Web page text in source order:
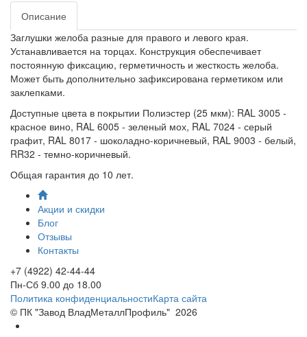
Описание
Заглушки желоба разные для правого и левого края.
Устанавливается на торцах. Конструкция обеспечивает
постоянную фиксацию, герметичность и жесткость желоба.
Может быть дополнительно зафиксирована герметиком или
заклепками.
Доступные цвета в покрытии Полиэстер (25 мкм): RAL 3005 -
красное вино, RAL 6005 - зеленый мох, RAL 7024 - серый
графит, RAL 8017 - шоколадно-коричневый, RAL 9003 - белый,
RR32 - темно-коричневый.
Общая гарантия до 10 лет.
Акции и скидки
Блог
Отзывы
Контакты
+7 (4922) 42-44-44
Пн-Сб 9.00 до 18.00
Политика конфиденциальностиКарта сайта
© ПК "Завод ВладМеталлПрофиль" 2026